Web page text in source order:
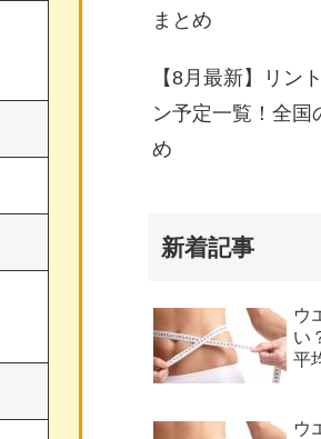
まとめ
【8月最新】リン
ン予定一覧！全国
め
新着記事
ウ
い
平
ウ